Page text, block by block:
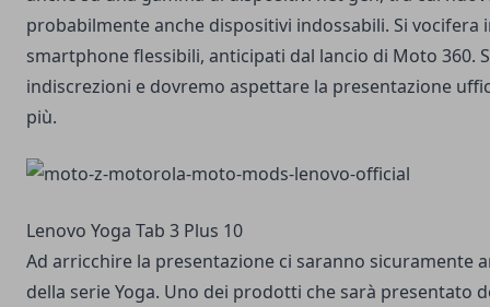
probabilmente anche dispositivi indossabili. Si vocifera
smartphone flessibili, anticipati dal lancio di Moto 360.
indiscrezioni e dovremo aspettare la presentazione
più.
Lenovo Yoga Tab 3 Plus 10
Ad arricchire la presentazione ci saranno sicuramente
della serie Yoga. Uno dei prodotti che sarà presentato